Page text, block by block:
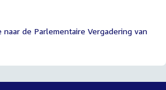
naar de Parlementaire Vergadering van